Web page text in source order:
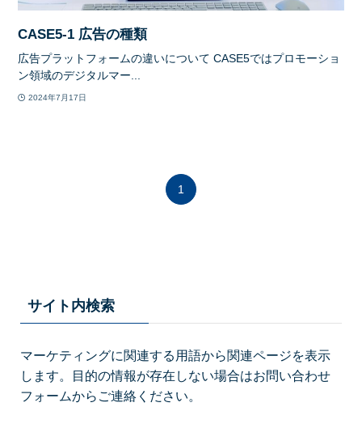
CASE5-1 広告の種類
広告プラットフォームの違いについて CASE5ではプロモーショ
ン領域のデジタルマー...
2024年7月17日
1
サイト内検索
マーケティングに関連する用語から関連ページを表示
します。目的の情報が存在しない場合はお問い合わせ
フォームからご連絡ください。